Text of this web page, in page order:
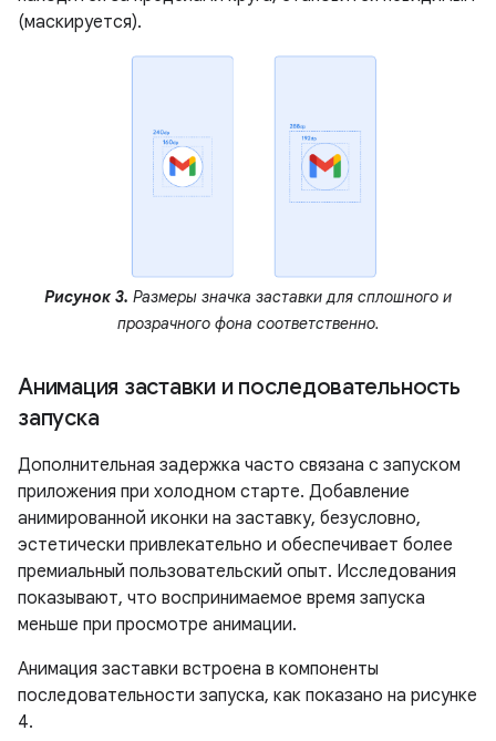
(маскируется).
Рисунок 3. Размеры значка заставки для сплошного и
прозрачного фона соответственно.
Анимация заставки и последовательность
запуска
Дополнительная задержка часто связана с запуском
приложения при холодном старте. Добавление
анимированной иконки на заставку, безусловно,
эстетически привлекательно и обеспечивает более
премиальный пользовательский опыт. Исследования
показывают, что воспринимаемое время запуска
меньше при просмотре анимации.
Анимация заставки встроена в компоненты
последовательности запуска, как показано на рисунке
4.